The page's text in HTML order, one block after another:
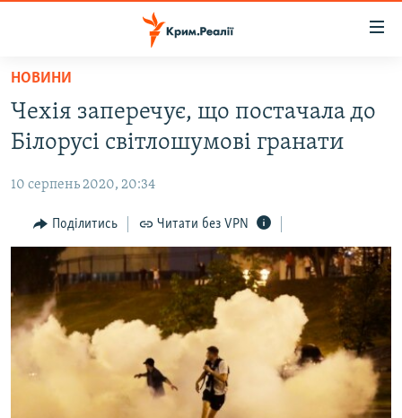
Перейти
основного
матеріалу
Перейти
до
навігації
Перейти
пошуку
ВІДЕО ТА ФОТО
ПОЛІТИКА
БЛОГИ
ПОГЛЯД
ІНТЕРВ'Ю
ВСЕ ЗА ДЕНЬ
СПЕЦПРОЕКТИ
ЯК ОБІЙТИ БЛОКУВАННЯ
НОВИНИ
Чехія заперечує, що постачала до
Білорусі світлошумові гранати
10 серпень 2020, 20:34
Поділитись Читати без VPN